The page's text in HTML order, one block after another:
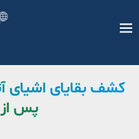
کشف بقایای اشیای
پس